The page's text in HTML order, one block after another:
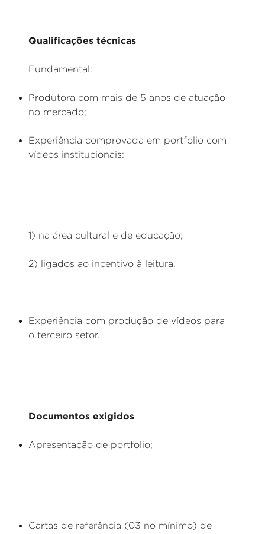
Qualificações técnicas
Fundamental:
Produtora com mais de 5 anos de atuação
no mercado;
Experiência comprovada em portfolio com
vídeos institucionais:
1) na área cultural e de educação;
2) ligados ao incentivo à leitura.
Experiência com produção de vídeos para
o terceiro setor.
Documentos exigidos
Apresentação de portfolio;
Cartas de referência (03 no mínimo) de